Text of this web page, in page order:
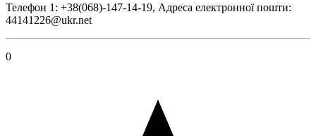
Телефон 1: +38(068)-147-14-19, Адреса електронної пошти:
44141226@ukr.net
0